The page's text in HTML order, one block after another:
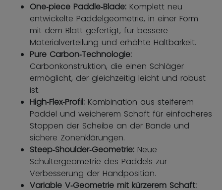
One‑piece Paddle‑Blade: Komplett neu
entwickelte Paddelgeometrie, in einer Form
mit dem Blatt gefertigt, für bessere
Materialverteilung und erhöhte Haltbarkeit.
Pure Carbon‑Technologie:
Carbonkonstruktion, die einen Schläger
ermöglicht, der gleichzeitig leicht und robust
ist.
High‑Flex‑Profil: Kombination aus steiferem
Paddel und weicherem Schaft für einfacheres
Stoppen der Scheibe an der Bande und
sichere Zonenklärungen.
Steep‑Shoulder‑Geometrie: Neue
Schultergeometrie des Paddels zur
Verbesserung der Handposition.
Variable V‑Geometrie mit kürzerem Schaft: